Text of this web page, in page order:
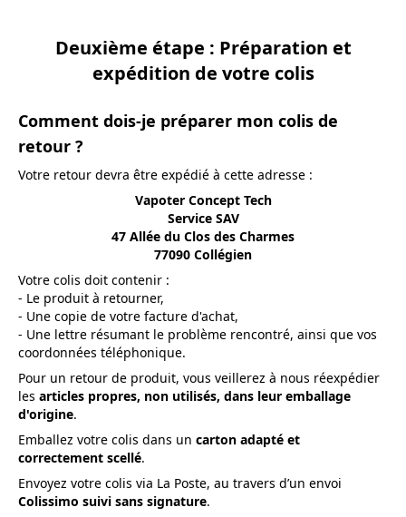
Deuxième étape : Préparation et
expédition de votre colis
Comment dois-je préparer mon colis de
retour ?
Votre retour devra être expédié à cette adresse :
Vapoter Concept Tech
Service SAV
47 Allée du Clos des Charmes
77090 Collégien
Votre colis doit contenir :
- Le produit à retourner,
- Une copie de votre facture d'achat,
- Une lettre résumant le problème rencontré, ainsi que vos
coordonnées téléphonique.
Pour un retour de produit, vous veillerez à nous réexpédier
les articles propres, non utilisés, dans leur emballage
d'origine.
Emballez votre colis dans un carton adapté et
correctement scellé.
Envoyez votre colis via La Poste, au travers d’un envoi
Colissimo suivi sans signature.